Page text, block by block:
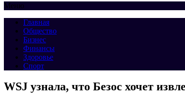
Меню
Главная
Общество
Бизнес
Финансы
Здоровье
Спорт
WSJ узнала, что Безос хочет